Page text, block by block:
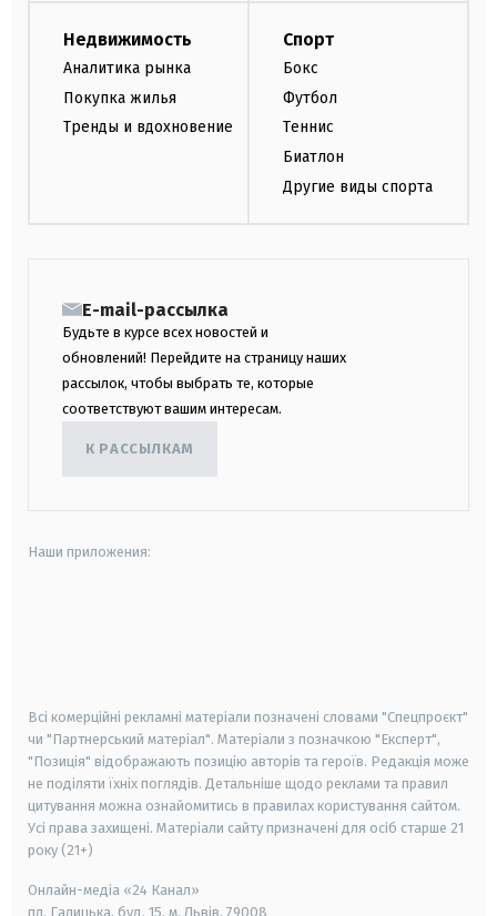
Недвижимость
Аналитика рынка
Покупка жилья
Тренды и вдохновение
Спорт
Бокс
Футбол
Теннис
Биатлон
Другие виды спорта
E-mail-рассылка
Будьте в курсе всех новостей и
обновлений! Перейдите на страницу наших
рассылок, чтобы выбрать те, которые
соответствуют вашим интересам.
К РАССЫЛКАМ
Наши приложения:
Всі комерційні рекламні матеріали позначені словами "Спецпроєкт"
чи "Партнерський матеріал". Матеріали з позначкою "Експерт",
"Позиція" відображають позицію авторів та героїв. Редакція може
не поділяти їхніх поглядів. Детальніше щодо реклами та правил
цитування можна ознайомитись в правилах користування сайтом.
Усі права захищені. Матеріали сайту призначені для осіб старше 21
року (21+)
Онлайн-медіа «24 Канал»
пл. Галицька, буд. 15, м. Львів, 79008